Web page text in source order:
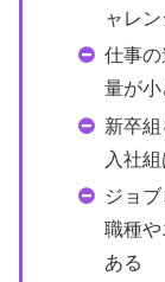
ャレ
仕事
量が
新卒
入社
ジョ
職種
ある